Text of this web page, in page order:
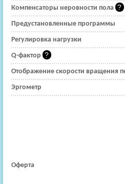
Компенсаторы неровности пола
Предустановленные программы
Регулировка нагрузки
Q-фактор
Отображение скорости вращения
Эргометр
Оферта